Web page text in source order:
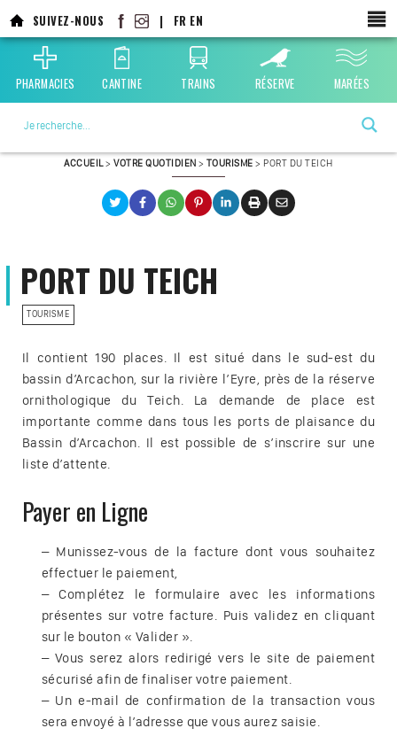
SUIVEZ-NOUS | FR EN
PHARMACIES CANTINE TRAINS RÉSERVE MARÉES
ACCUEIL>VOTRE QUOTIDIEN > TOURISME > PORT DU TEICH
PORT DU TEICH
TOURISME
Il contient 190 places. Il est situé dans le sud-est du
bassin d’Arcachon, sur la rivière l’Eyre, près de la réserve
ornithologique du Teich. La demande de place est
importante comme dans tous les ports de plaisance du
Bassin d’Arcachon. Il est possible de s’inscrire sur une
liste d’attente.
Payer en Ligne
– Munissez-vous de la facture dont vous souhaitez
effectuer le paiement,
– Complétez le formulaire avec les informations
présentes sur votre facture. Puis validez en cliquant
sur le bouton « Valider ».
– Vous serez alors redirigé vers le site de paiement
sécurisé afin de finaliser votre paiement.
– Un e-mail de confirmation de la transaction vous
sera envoyé à l’adresse que vous aurez saisie.